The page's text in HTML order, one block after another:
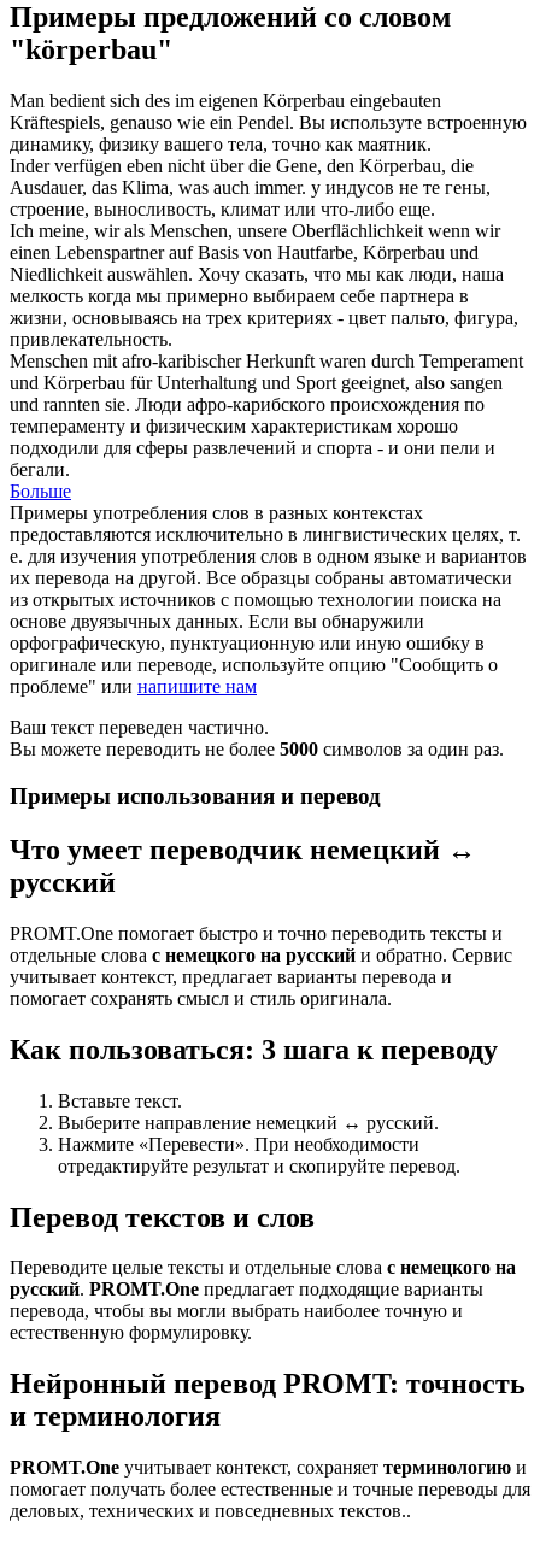
Примеры предложений со словом
"körperbau"
Man bedient sich des im eigenen Körperbau eingebauten
Kräftespiels, genauso wie ein Pendel. Вы используте встроенную
динамику, физику вашего тела, точно как маятник.
Inder verfügen eben nicht über die Gene, den Körperbau, die
Ausdauer, das Klima, was auch immer. у индусов не те гены,
строение, выносливость, климат или что-либо еще.
Ich meine, wir als Menschen, unsere Oberflächlichkeit wenn wir
einen Lebenspartner auf Basis von Hautfarbe, Körperbau und
Niedlichkeit auswählen. Хочу сказать, что мы как люди, наша
мелкость когда мы примерно выбираем себе партнера в
жизни, основываясь на трех критериях - цвет пальто, фигура,
привлекательность.
Menschen mit afro-karibischer Herkunft waren durch Temperament
und Körperbau für Unterhaltung und Sport geeignet, also sangen
und rannten sie. Люди афро-карибского происхождения по
темпераменту и физическим характеристикам хорошо
подходили для сферы развлечений и спорта - и они пели и
бегали.
Больше
Примеры употребления слов в разных контекстах
предоставляются исключительно в лингвистических целях, т.
е. для изучения употребления слов в одном языке и вариантов
их перевода на другой. Все образцы собраны автоматически
из открытых источников с помощью технологии поиска на
основе двуязычных данных. Если вы обнаружили
орфографическую, пунктуационную или иную ошибку в
оригинале или переводе, используйте опцию "Сообщить о
проблеме" или напишите нам
Ваш текст переведен частично.
Вы можете переводить не более 5000 символов за один раз.
Примеры использования и перевод
Что умеет переводчик немецкий ↔
русский
PROMT.One помогает быстро и точно переводить тексты и
отдельные слова с немецкого на русский и обратно. Сервис
учитывает контекст, предлагает варианты перевода и
помогает сохранять смысл и стиль оригинала.
Как пользоваться: 3 шага к переводу
Вставьте текст.
Выберите направление немецкий ↔ русский.
Нажмите «Перевести». При необходимости
отредактируйте результат и скопируйте перевод.
Перевод текстов и слов
Переводите целые тексты и отдельные слова с немецкого на
русский. PROMT.One предлагает подходящие варианты
перевода, чтобы вы могли выбрать наиболее точную и
естественную формулировку.
Нейронный перевод PROMT: точность
и терминология
PROMT.One учитывает контекст, сохраняет терминологию и
помогает получать более естественные и точные переводы для
деловых, технических и повседневных текстов..